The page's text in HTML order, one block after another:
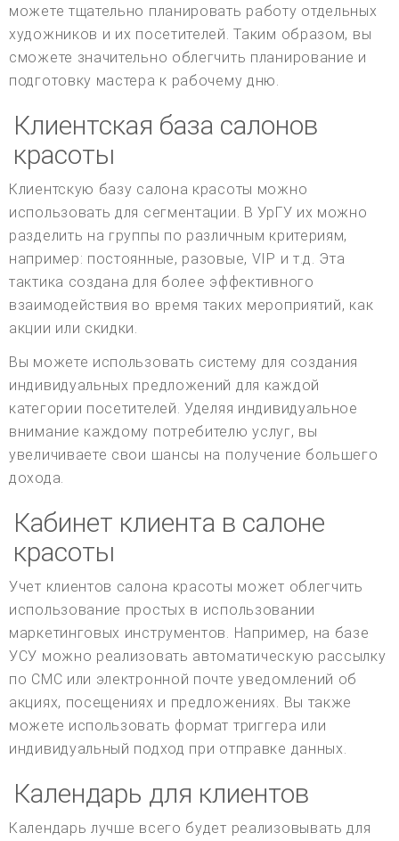
можете тщательно планировать работу отдельных
художников и их посетителей. Таким образом, вы
сможете значительно облегчить планирование и
подготовку мастера к рабочему дню.
Клиентская база салонов
красоты
Клиентскую базу салона красоты можно
использовать для сегментации. В УрГУ их можно
разделить на группы по различным критериям,
например: постоянные, разовые, VIP и т.д. Эта
тактика создана для более эффективного
взаимодействия во время таких мероприятий, как
акции или скидки.
Вы можете использовать систему для создания
индивидуальных предложений для каждой
категории посетителей. Уделяя индивидуальное
внимание каждому потребителю услуг, вы
увеличиваете свои шансы на получение большего
дохода.
Кабинет клиента в салоне
красоты
Учет клиентов салона красоты может облегчить
использование простых в использовании
маркетинговых инструментов. Например, на базе
УСУ можно реализовать автоматическую рассылку
по СМС или электронной почте уведомлений об
акциях, посещениях и предложениях. Вы также
можете использовать формат триггера или
индивидуальный подход при отправке данных.
Календарь для клиентов
Календарь лучше всего будет реализовывать для